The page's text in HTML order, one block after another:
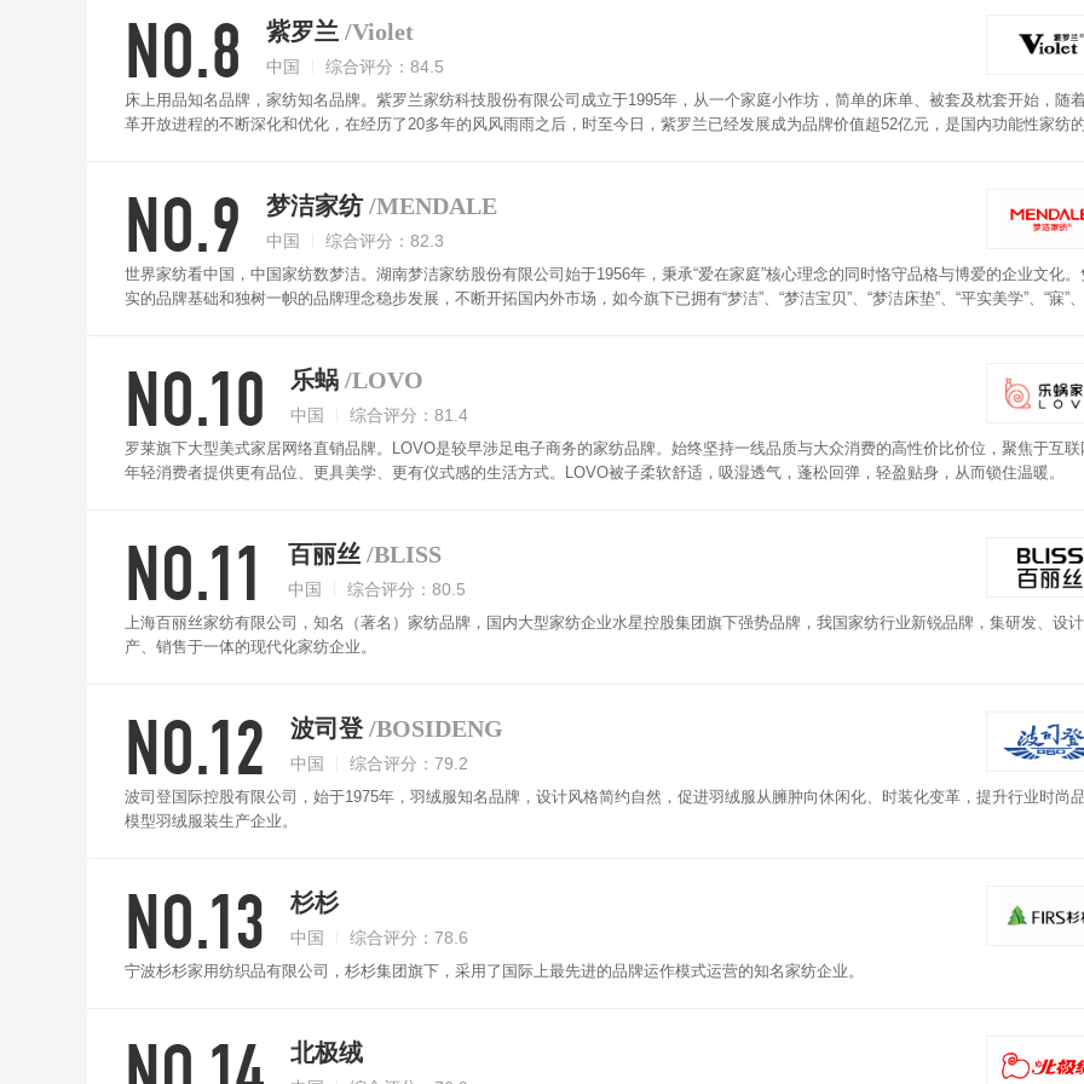
NO.8 紫罗兰 /Violet
中国 综合评分：84.5
床上用品知名品牌，家纺知名品牌。紫罗兰家纺科技股份有限公司成立于1995年，从一个家庭小作坊，简单的床单、被套及枕套开始，随
革开放进程的不断深化和优化，在经历了20多年的风风雨雨之后，时至今日，紫罗兰已经发展成为品牌价值超52亿元，是国内功能性家纺
NO.9 梦洁家纺 /MENDALE
中国 综合评分：82.3
世界家纺看中国，中国家纺数梦洁。湖南梦洁家纺股份有限公司始于1956年，秉承“爱在家庭”核心理念的同时恪守品格与博爱的企业文化
实的品牌基础和独树一帜的品牌理念稳步发展，不断开拓国内外市场，如今旗下已拥有“梦洁”、“梦洁宝贝”、“梦洁床垫”、“平实美学”、“寐”、
NO.10 乐蜗 /LOVO
中国 综合评分：81.4
罗莱旗下大型美式家居网络直销品牌。LOVO是较早涉足电子商务的家纺品牌。始终坚持一线品质与大众消费的高性价比价位，聚焦于互
年轻消费者提供更有品位、更具美学、更有仪式感的生活方式。LOVO被子柔软舒适，吸湿透气，蓬松回弹，轻盈贴身，从而锁住温暖。
NO.11 百丽丝 /BLISS
中国 综合评分：80.5
上海百丽丝家纺有限公司，知名（著名）家纺品牌，国内大型家纺企业水星控股集团旗下强势品牌，我国家纺行业新锐品牌，集研发、设
产、销售于一体的现代化家纺企业。
NO.12 波司登 /BOSIDENG
中国 综合评分：79.2
波司登国际控股有限公司，始于1975年，羽绒服知名品牌，设计风格简约自然，促进羽绒服从臃肿向休闲化、时装化变革，提升行业时尚
模型羽绒服装生产企业。
NO.13 杉杉
中国 综合评分：78.6
宁波杉杉家用纺织品有限公司，杉杉集团旗下，采用了国际上最先进的品牌运作模式运营的知名家纺企业。
北极绒